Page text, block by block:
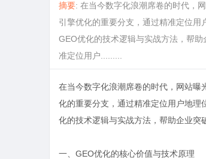
摘要: 在当今数字化浪潮席卷的时代，
引擎优化的重要分支，通过精准定位
GEO优化的技术逻辑与实战方法，帮
准定位用户.........
在当今数字化浪潮席卷的时代，网站
化的重要分支，通过精准定位用户地理
化的技术逻辑与实战方法，帮助企业突
一、GEO优化的核心价值与技术原理